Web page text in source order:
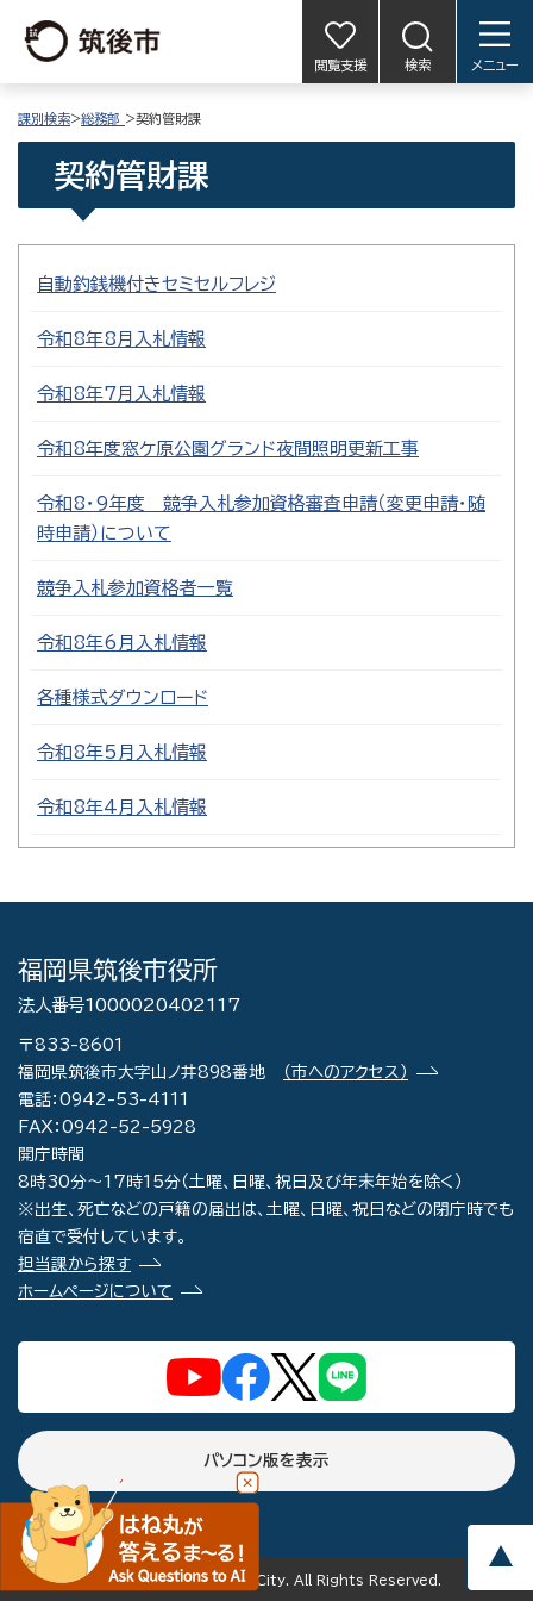
閲覧支援 検索 メニュー
課別検索>総務部 >契約管財課
契約管財課
自動釣銭機付きセミセルフレジ
令和8年8月入札情報
令和8年7月入札情報
令和8年度窓ケ原公園グランド夜間照明更新工事
令和8・9年度 競争入札参加資格審査申請（変更申請・随
時申請）について
競争入札参加資格者一覧
令和8年6月入札情報
各種様式ダウンロード
令和8年5月入札情報
令和8年4月入札情報
福岡県筑後市役所
法人番号1000020402117
〒833-8601
福岡県筑後市大字山ノ井898番地
（市へのアクセス）
電話：0942-53-4111
FAX：0942-52-5928
開庁時間
8時30分～17時15分（土曜、日曜、祝日及び年末年始を除く）
※出生、死亡などの戸籍の届出は、土曜、日曜、祝日などの閉庁時でも
宿直で受付しています。
担当課から探す
ホームページについて
パソコン版を表示
copyright(c) Chikugo City. All Rights Reserved.